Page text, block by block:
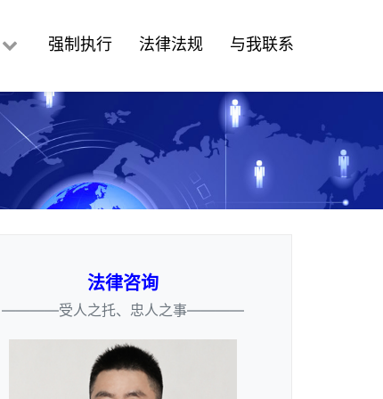
强制执行 法律法规 与我联系
法律咨询
————受人之托、忠人之事————